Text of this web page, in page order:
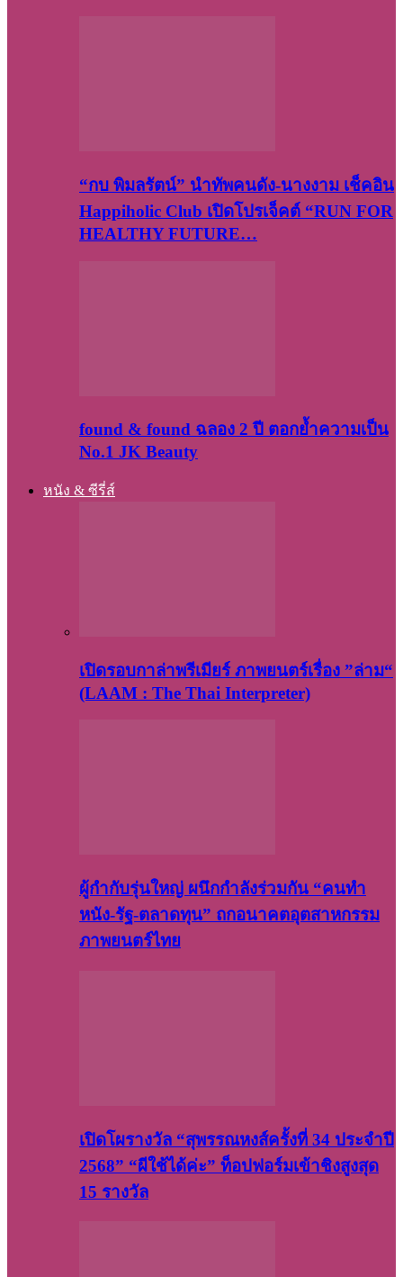
“กบ พิมลรัตน์” นำทัพคนดัง-นางงาม เช็คอิน
Happiholic Club เปิดโปรเจ็คต์ “RUN FOR
HEALTHY FUTURE…
found & found ฉลอง 2 ปี ตอกย้ำความเป็น
No.1 JK Beauty
หนัง & ซีรี่ส์
เปิดรอบกาล่าพรีเมียร์ ภาพยนตร์เรื่อง ”ล่าม“
(LAAM : The Thai Interpreter)
ผู้กำกับรุ่นใหญ่ ผนึกกำลังร่วมกัน “คนทำ
หนัง-รัฐ-ตลาดทุน” ถกอนาคตอุตสาหกรรม
ภาพยนตร์ไทย
เปิดโผรางวัล “สุพรรณหงส์ครั้งที่ 34 ประจำปี
2568” “ผีใช้ได้ค่ะ” ท็อปฟอร์มเข้าชิงสูงสุด
15 รางวัล